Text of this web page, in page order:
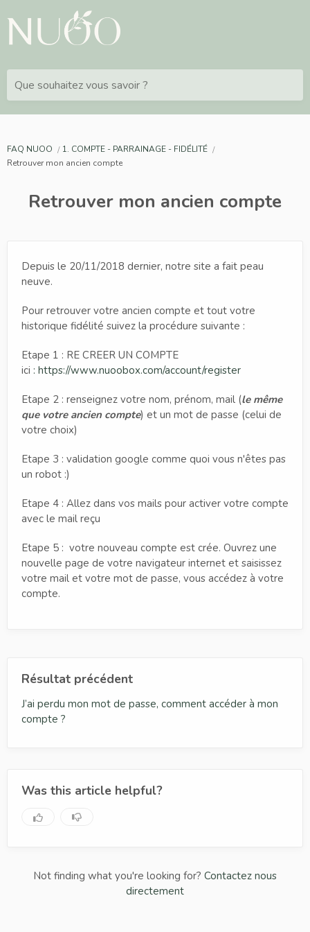
Que souhaitez vous savoir ?
FAQ NUOO
1. COMPTE - PARRAINAGE - FIDÉLITÉ
Retrouver mon ancien compte
Retrouver mon ancien compte
Depuis le 20/11/2018 dernier, notre site a fait peau
neuve.
Pour retrouver votre ancien compte et tout votre
historique fidélité suivez la procédure suivante :
Etape 1 : RE CREER UN COMPTE
ici : https://www.nuoobox.com/account/register
Etape 2 : renseignez votre nom, prénom, mail (le même
que votre ancien compte) et un mot de passe (celui de
votre choix)
Etape 3 : validation google comme quoi vous n'êtes pas
un robot :)
Etape 4 : Allez dans vos mails pour activer votre compte
avec le mail reçu
Etape 5 : votre nouveau compte est crée. Ouvrez une
nouvelle page de votre navigateur internet et saisissez
votre mail et votre mot de passe, vous accédez à votre
compte.
Résultat précédent
J’ai perdu mon mot de passe, comment accéder à mon
compte ?
Was this article helpful?
Not finding what you're looking for? Contactez nous
directement